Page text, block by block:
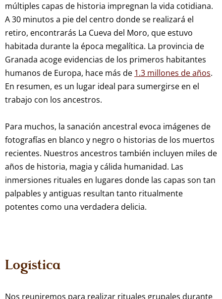
múltiples capas de historia impregnan la vida cotidiana.
A 30 minutos a pie del centro donde se realizará el
retiro, encontrarás La Cueva del Moro, que estuvo
habitada durante la época megalítica. La provincia de
Granada acoge evidencias de los primeros habitantes
humanos de Europa, hace más de 1.3 millones de años.
En resumen, es un lugar ideal para sumergirse en el
trabajo con los ancestros.
Para muchos, la sanación ancestral evoca imágenes de
fotografías en blanco y negro o historias de los muertos
recientes. Nuestros ancestros también incluyen miles de
años de historia, magia y cálida humanidad. Las
inmersiones rituales en lugares donde las capas son tan
palpables y antiguas resultan tanto ritualmente
potentes como una verdadera delicia.
Logística
Nos reuniremos para realizar rituales grupales durante